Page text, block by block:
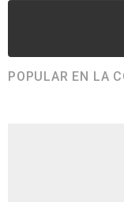
POPULAR EN LA